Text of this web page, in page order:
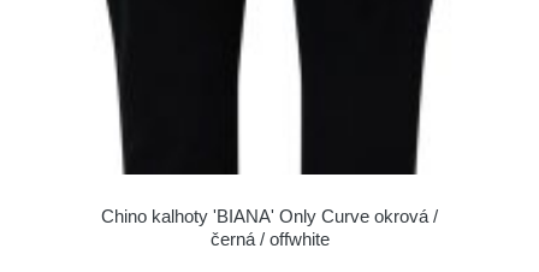
Chino kalhoty 'BIANA' Only Curve okrová /
černá / offwhite